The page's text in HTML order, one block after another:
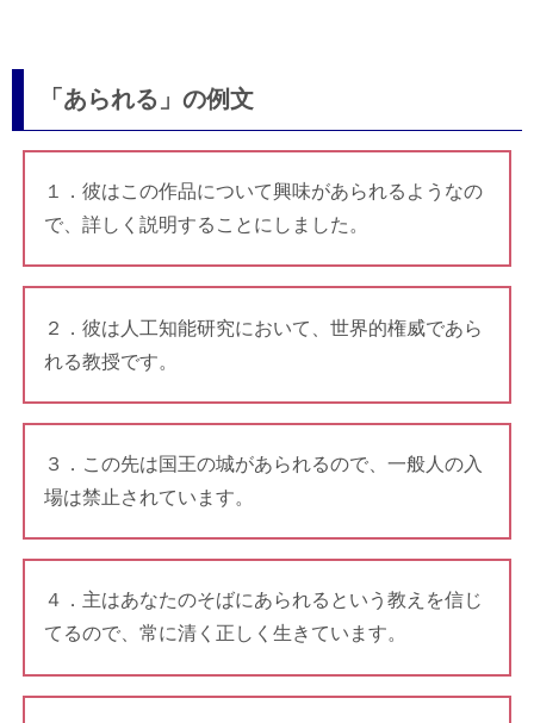
「あられる」の例文
１．彼はこの作品について興味があられるようなの
で、詳しく説明することにしました。
２．彼は人工知能研究において、世界的権威であら
れる教授です。
３．この先は国王の城があられるので、一般人の入
場は禁止されています。
４．主はあなたのそばにあられるという教えを信じ
てるので、常に清く正しく生きています。